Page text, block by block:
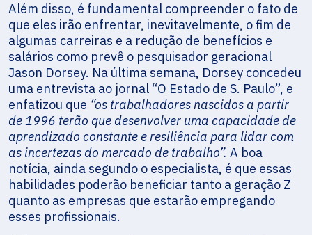
Além disso, é fundamental compreender o fato de
que eles irão enfrentar, inevitavelmente, o fim de
algumas carreiras e a redução de benefícios e
salários como prevê o pesquisador geracional
Jason Dorsey. Na última semana, Dorsey concedeu
uma entrevista ao jornal “O Estado de S. Paulo”, e
enfatizou que “os trabalhadores nascidos a partir
de 1996 terão que desenvolver uma capacidade de
aprendizado constante e resiliência para lidar com
as incertezas do mercado de trabalho”. A boa
notícia, ainda segundo o especialista, é que essas
habilidades poderão beneficiar tanto a geração Z
quanto as empresas que estarão empregando
esses profissionais.